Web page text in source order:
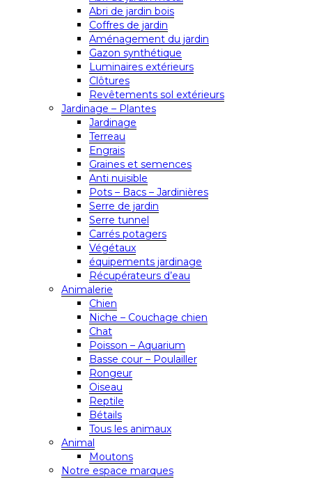
Abri de jardin bois
Coffres de jardin
Aménagement du jardin
Gazon synthétique
Luminaires extérieurs
Clôtures
Revêtements sol extérieurs
Jardinage – Plantes
Jardinage
Terreau
Engrais
Graines et semences
Anti nuisible
Pots – Bacs – Jardinières
Serre de jardin
Serre tunnel
Carrés potagers
Végétaux
équipements jardinage
Récupérateurs d’eau
Animalerie
Chien
Niche – Couchage chien
Chat
Poisson – Aquarium
Basse cour – Poulailler
Rongeur
Oiseau
Reptile
Bétails
Tous les animaux
Animal
Moutons
Notre espace marques